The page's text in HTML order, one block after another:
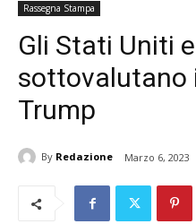
Rassegna Stampa
Gli Stati Uniti
sottovalutano
Trump
By Redazione Marzo 6, 2023